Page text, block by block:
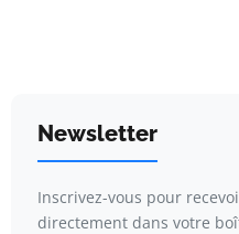
Newsletter
Inscrivez-vous pour
directement dans votre